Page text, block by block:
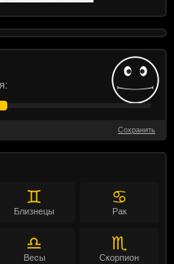
Сохранить
♊
Близнецы
♋
Рак
♎
Весы
♏
Скорпион